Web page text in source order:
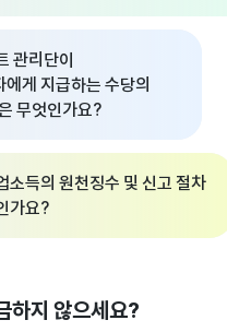
관리단이
게 지급하는 수당의
무엇인가요?
소득의 원천징수 및 신고 절차
가요?
하지 않으세요?